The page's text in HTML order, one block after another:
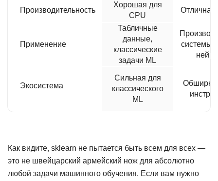
Производительность
Хорошая для
CPU
Отличная
Применение
Табличные
данные,
классические
задачи ML
системы,
Экосистема
Сильная для
классического
ML
Как видите, sklearn не пытается быть всем для всех —
это не швейцарский армейский нож для абсолютно
любой задачи машинного обучения. Если вам нужно